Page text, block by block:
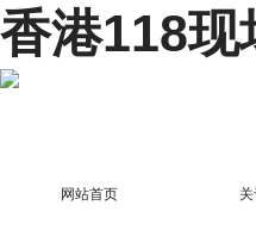
香港118现
网站首页